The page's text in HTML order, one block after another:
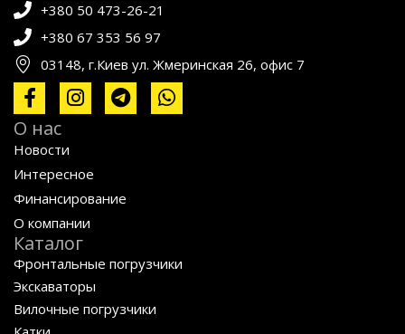
+380 50 473-26-21
+380 67 353 56 97
03148, г.Киев ул. Жмеринская 26, офис 7
О нас
Новости
Интересное
Финансирование
О компании
Каталог
Фронтальные погрузчики
Экскаваторы
Вилочные погрузчики